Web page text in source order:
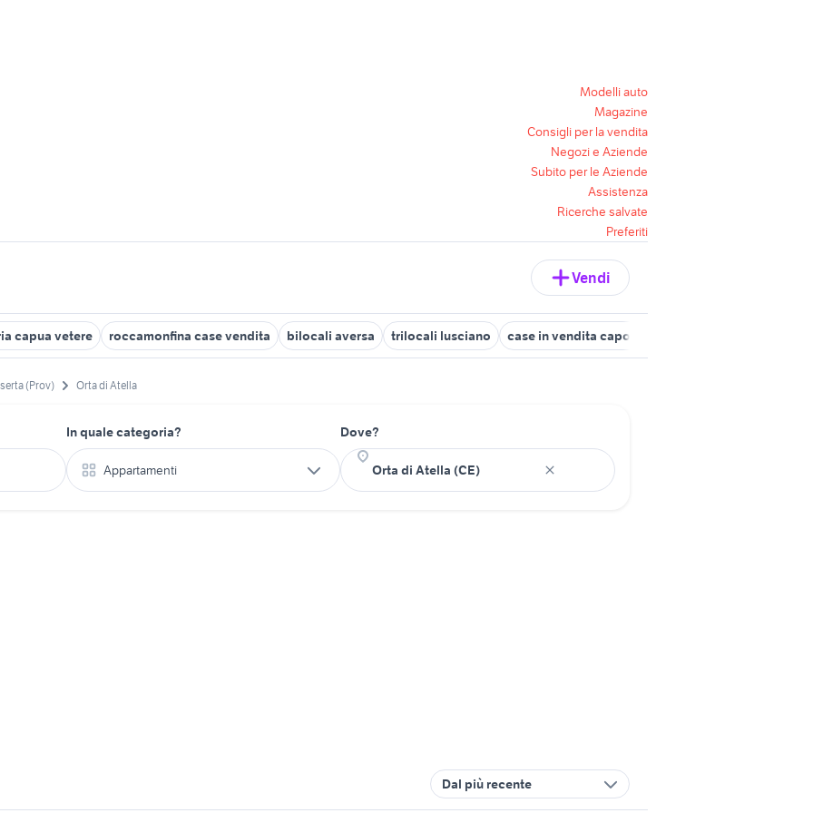
Modelli auto
Magazine
Consigli per la vendita
Negozi e Aziende
Subito per le Aziende
Assistenza
Ricerche salvate
Preferiti
Vendi
capua vetere roccamonfina case vendita bilocali aversa trilocali lusciano case in vendita capodrise
(Prov) Orta di Atella
In quale categoria?
Appartamenti
Dove?
Dal più recente